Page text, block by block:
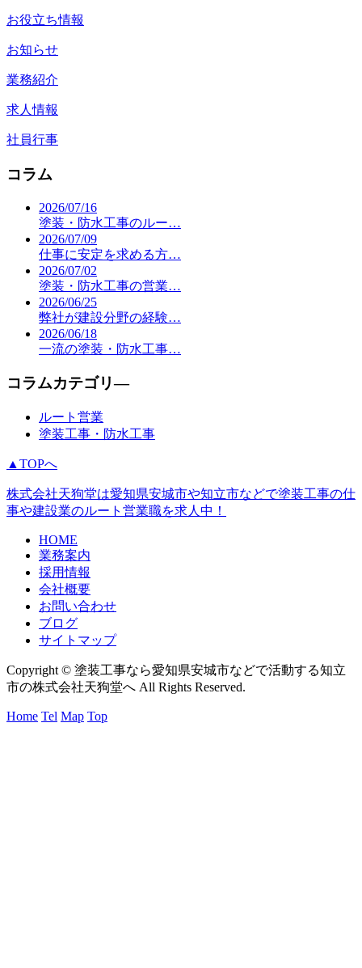
お役立ち情報
お知らせ
業務紹介
求人情報
社員行事
コラム
2026/07/16
塗装・防水工事のルー…
2026/07/09
仕事に安定を求める方…
2026/07/02
塗装・防水工事の営業…
2026/06/25
弊社が建設分野の経験…
2026/06/18
一流の塗装・防水工事…
コラムカテゴリ―
ルート営業
塗装工事・防水工事
▲TOPへ
株式会社天狗堂は愛知県安城市や知立市などで塗装工事の仕
事や建設業のルート営業職を求人中！
HOME
業務案内
採用情報
会社概要
お問い合わせ
ブログ
サイトマップ
Copyright © 塗装工事なら愛知県安城市などで活動する知立
市の株式会社天狗堂へ All Rights Reserved.
Home Tel Map Top